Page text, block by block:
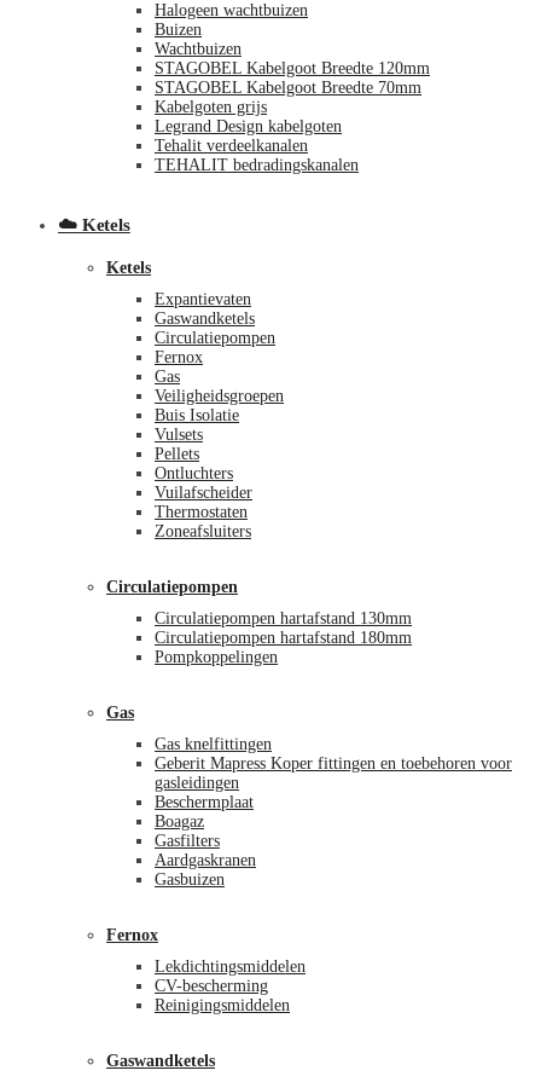
Halogeen wachtbuizen
Buizen
Wachtbuizen
STAGOBEL Kabelgoot Breedte 120mm
STAGOBEL Kabelgoot Breedte 70mm
Kabelgoten grijs
Legrand Design kabelgoten
Tehalit verdeelkanalen
TEHALIT bedradingskanalen
☁️ Ketels
Ketels
Expantievaten
Gaswandketels
Circulatiepompen
Fernox
Gas
Veiligheidsgroepen
Buis Isolatie
Vulsets
Pellets
Ontluchters
Vuilafscheider
Thermostaten
Zoneafsluiters
Circulatiepompen
Circulatiepompen hartafstand 130mm
Circulatiepompen hartafstand 180mm
Pompkoppelingen
Gas
Gas knelfittingen
Geberit Mapress Koper fittingen en toebehoren voor
gasleidingen
Beschermplaat
Boagaz
Gasfilters
Aardgaskranen
Gasbuizen
Fernox
Lekdichtingsmiddelen
CV-bescherming
Reinigingsmiddelen
Gaswandketels